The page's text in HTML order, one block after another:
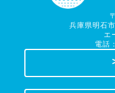
兵庫県明石
エ
電話：